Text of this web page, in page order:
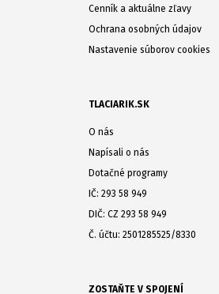
Cenník a aktuálne zľavy
Ochrana osobných údajov
Nastavenie súborov cookies
TLACIARIK.SK
O nás
Napísali o nás
Dotačné programy
IČ: 293 58 949
DIČ: CZ 293 58 949
Č. účtu: 2501285525/8330
ZOSTAŇTE V SPOJENÍ